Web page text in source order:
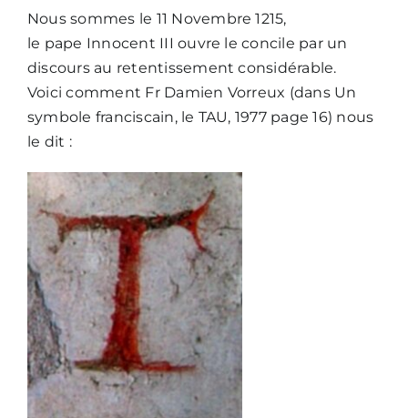
Notre vie
Notre histoire
Informations pratiques
Nous écrire
Nous sommes le 11 Novembre 1215,
le pape Innocent III ouvre le concile par un
discours au retentissement considérable.
Voici comment Fr Damien Vorreux (dans Un
symbole franciscain, le TAU, 1977 page 16) nous
le dit :